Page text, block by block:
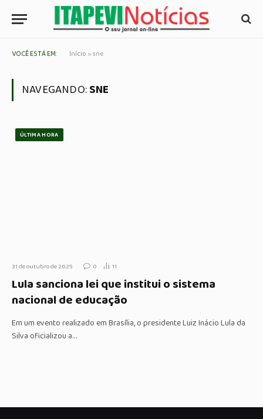
VOCÊ ESTÁ EM: Início »sne
NAVEGANDO:SNE
ÚLTIMA HORA
31 de outubro de 2025 0 11
Lula sanciona lei que institui o sistema
nacional de educação
Em um evento realizado em Brasília, o presidente Luiz Inácio Lula da
Silva oficializou a…